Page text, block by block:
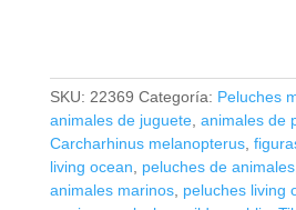
Peluche
-
Wild
Republic
cantidad
SKU: 22369 Categoría: Peluches
animales de juguete, animales de
Carcharhinus melanopterus,
living ocean, peluches de animales
animales marinos, peluches living